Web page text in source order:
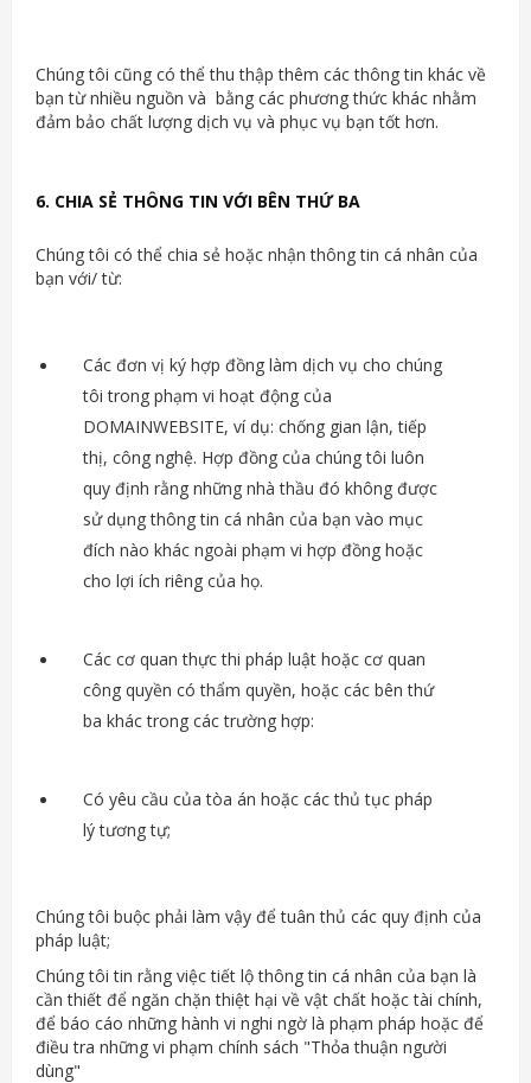
Chúng tôi cũng có thể thu thập thêm các thông tin khác về
bạn từ nhiều nguồn và bằng các phương thức khác nhằm
đảm bảo chất lượng dịch vụ và phục vụ bạn tốt hơn.
6. CHIA SẺ THÔNG TIN VỚI BÊN THỨ BA
Chúng tôi có thể chia sẻ hoặc nhận thông tin cá nhân của
bạn với/ từ:
Các đơn vị ký hợp đồng làm dịch vụ cho chúng
tôi trong phạm vi hoạt động của
DOMAINWEBSITE, ví dụ: chống gian lận, tiếp
thị, công nghệ. Hợp đồng của chúng tôi luôn
quy định rằng những nhà thầu đó không được
sử dụng thông tin cá nhân của bạn vào mục
đích nào khác ngoài phạm vi hợp đồng hoặc
cho lợi ích riêng của họ.
Các cơ quan thực thi pháp luật hoặc cơ quan
công quyền có thẩm quyền, hoặc các bên thứ
ba khác trong các trường hợp:
Có yêu cầu của tòa án hoặc các thủ tục pháp
lý tương tự;
Chúng tôi buộc phải làm vậy để tuân thủ các quy định của
pháp luật;
Chúng tôi tin rằng việc tiết lộ thông tin cá nhân của bạn là
cần thiết để ngăn chặn thiệt hại về vật chất hoặc tài chính,
để báo cáo những hành vi nghi ngờ là phạm pháp hoặc để
điều tra những vi phạm chính sách "Thỏa thuận người
dùng"